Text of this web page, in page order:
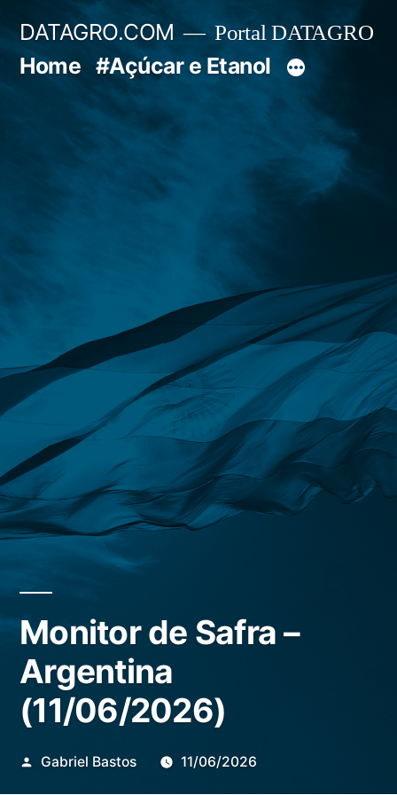
para
o
DATAGRO.COM Portal DATAGRO
Home #Açúcar e Etanol
Monitor de Safra –
Argentina
(11/06/2026)
Publicado
Gabriel Bastos 11/06/2026